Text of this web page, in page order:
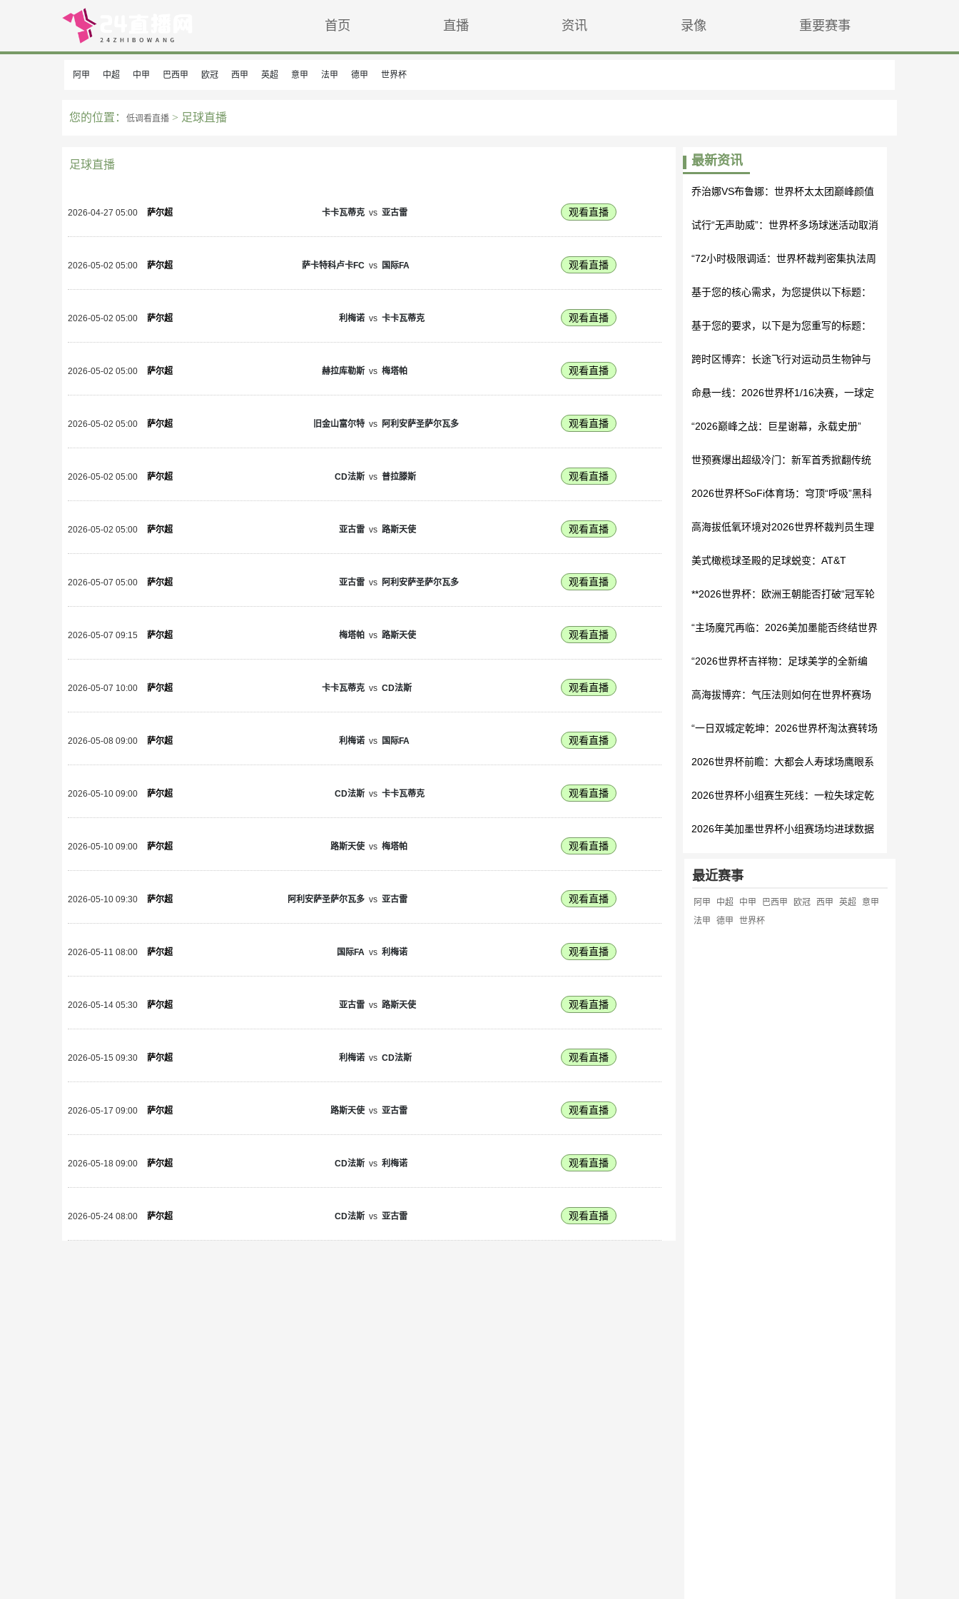
首页 直播 资讯 录像 重要赛事
阿甲 中超 中甲 巴西甲 欧冠 西甲 英超 意甲 法甲 德甲 世界杯
您的位置： 低调看直播 > 足球直播
足球直播
2026-04-27 05:00 萨尔超 卡卡瓦蒂克 vs 亚古雷 观看直播
2026-05-02 05:00 萨尔超 萨卡特科卢卡FC vs 国际FA 观看直播
2026-05-02 05:00 萨尔超 利梅诺 vs 卡卡瓦蒂克 观看直播
2026-05-02 05:00 萨尔超 赫拉库勒斯 vs 梅塔帕 观看直播
2026-05-02 05:00 萨尔超 旧金山富尔特 vs 阿利安萨圣萨尔瓦多 观看直播
2026-05-02 05:00 萨尔超 CD法斯 vs 普拉滕斯 观看直播
2026-05-02 05:00 萨尔超 亚古雷 vs 路斯天使 观看直播
2026-05-07 05:00 萨尔超 亚古雷 vs 阿利安萨圣萨尔瓦多 观看直播
2026-05-07 09:15 萨尔超 梅塔帕 vs 路斯天使 观看直播
2026-05-07 10:00 萨尔超 卡卡瓦蒂克 vs CD法斯 观看直播
2026-05-08 09:00 萨尔超 利梅诺 vs 国际FA 观看直播
2026-05-10 09:00 萨尔超 CD法斯 vs 卡卡瓦蒂克 观看直播
2026-05-10 09:00 萨尔超 路斯天使 vs 梅塔帕 观看直播
2026-05-10 09:30 萨尔超 阿利安萨圣萨尔瓦多 vs 亚古雷 观看直播
2026-05-11 08:00 萨尔超 国际FA vs 利梅诺 观看直播
2026-05-14 05:30 萨尔超 亚古雷 vs 路斯天使 观看直播
2026-05-15 09:30 萨尔超 利梅诺 vs CD法斯 观看直播
2026-05-17 09:00 萨尔超 路斯天使 vs 亚古雷 观看直播
2026-05-18 09:00 萨尔超 CD法斯 vs 利梅诺 观看直播
2026-05-24 08:00 萨尔超 CD法斯 vs 亚古雷 观看直播
最新资讯
乔治娜VS布鲁娜：世界杯太太团巅峰颜值
试行“无声助威”：世界杯多场球迷活动取消
“72小时极限调适：世界杯裁判密集执法周
基于您的核心需求，为您提供以下标题：
室路径规划策略**
基于您的要求，以下是为您重写的标题：
**2026世界杯参赛队后勤保障中的通关瓶
颈：国际物流枢纽效能制约机制研究**
跨时区博弈：长途飞行对运动员生物钟与
命悬一线：2026世界杯1/16决赛，一球定
“2026巅峰之战：巨星谢幕，永载史册”
世预赛爆出超级冷门：新军首秀掀翻传统
2026世界杯SoFi体育场：穹顶“呼吸”黑科
高海拔低氧环境对2026世界杯裁判员生理
美式橄榄球圣殿的足球蜕变：AT&T
**2026世界杯：欧洲王朝能否打破“冠军轮
“主场魔咒再临：2026美加墨能否终结世界
“2026世界杯吉祥物：足球美学的全新编
高海拔博弈：气压法则如何在世界杯赛场
“一日双城定乾坤：2026世界杯淘汰赛转场
2026世界杯前瞻：大都会人寿球场鹰眼系
2026世界杯小组赛生死线：一粒失球定乾
2026年美加墨世界杯小组赛场均进球数据
最近赛事
阿甲 中超 中甲 巴西甲 欧冠 西甲 英超
意甲
法甲
德甲 世界杯